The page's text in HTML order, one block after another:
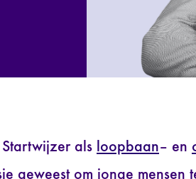
als loopbaan– en
geweest om jonge mensen